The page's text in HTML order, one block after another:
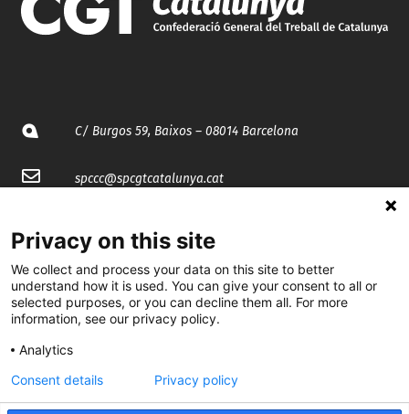
C/ Burgos 59, Baixos – 08014 Barcelona
spccc@spcgtcatalunya.cat
@CGTCatalunya
cgtcatalunya
CGTCatalunya
cgtcatalunya
Privacy on this site
We collect and process your data on this site to better
understand how it is used. You can give your consent to all or
selected purposes, or you can decline them all. For more
information, see our privacy policy.
Analytics
Consent details
Privacy policy